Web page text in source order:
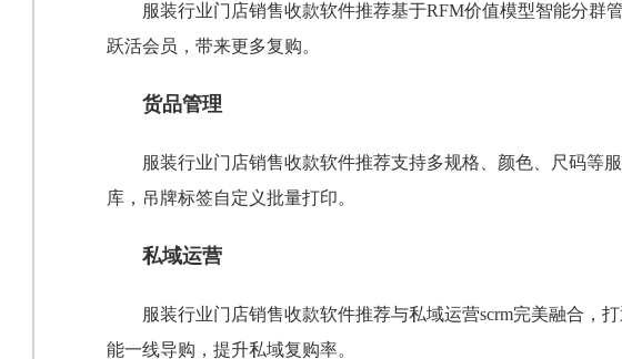
服装行业门店销售收款软件推荐基于RFM价值模型智能分群
跃活会员，带来更多复购。
货品管理
服装行业门店销售收款软件推荐支持多规格、颜色、尺码等
库，吊牌标签自定义批量打印。
私域运营
服装行业门店销售收款软件推荐与私域运营scrm完美融合，
能一线导购，提升私域复购率。